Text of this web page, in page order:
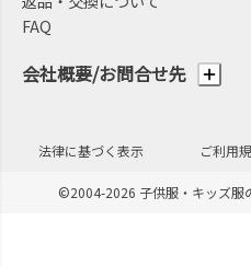
会社概要/お問合せ先
FAQ
法律に基づく表示 ご利用
©2004-2026 子供服・キッズ服